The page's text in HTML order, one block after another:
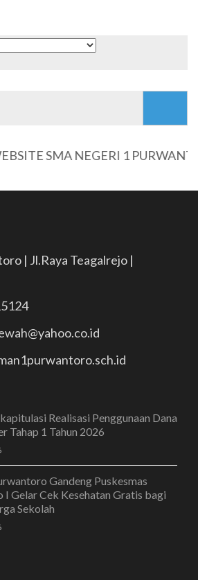
SMA NEGERI 1
| Jl.Raya Teagalrejo |
Realisasi Penggunaan Dana
Tahap 1 Tahun 2026
Gandeng Puskesmas
I Gelar Cek Kesehatan Gratis bagi
Sekolah